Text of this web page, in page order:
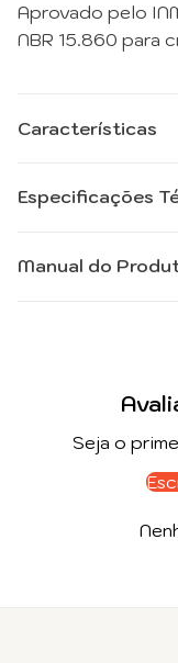
Aprovado pelo
NBR 15.860 para
Características
Especificações
Manual do
Seja o